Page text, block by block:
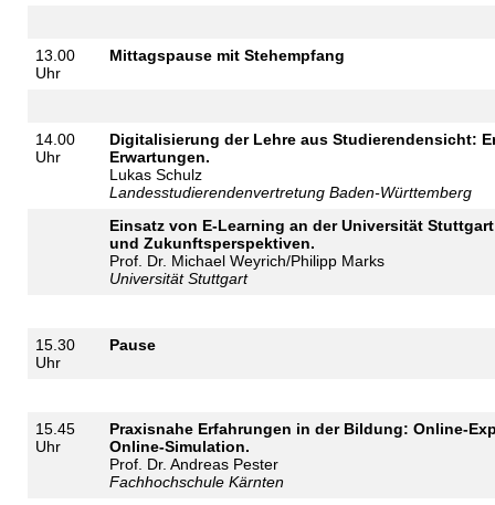
13.00
Uhr
Mittagspause mit Stehempfang
14.00
Uhr
Digitalisierung der Lehre aus Studierendensicht:
Erwartungen.
Lukas Schulz
Landesstudierendenvertretung Baden-Württemberg
Einsatz von E-Learning an der Universität
und Zukunftsperspektiven.
Prof. Dr. Michael Weyrich/Philipp Marks
Universität Stuttgart
15.30
Uhr
Pause
15.45
Uhr
Praxisnahe Erfahrungen in der Bildung: Online-
Online-Simulation.
Prof. Dr. Andreas Pester
Fachhochschule Kärnten